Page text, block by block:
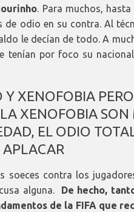
. Para muchos,
de odio en su contra. Al
le decían de todo. A
tenían por foco su
Y XENOFOBIA
XENOFOBIA
EL ODIO
APLACAR
soeces contra los
alguna. De hecho,
de la FIFA que